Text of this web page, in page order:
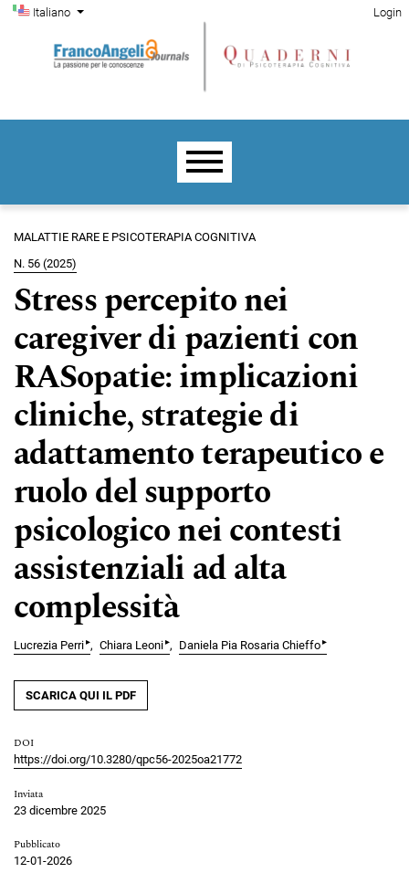
Salta al menu principale di navigazione
Salta al contenuto principale
Salta al piè di pagina del sito
Cambia la lingua. La lingua corrente è:
Italiano
Menu di amministrazione Login
Menu principale
MALATTIE RARE E PSICOTERAPIA COGNITIVA
N. 56 (2025)
Stress percepito nei
caregiver di pazienti con
RASopatie: implicazioni
cliniche, strategie di
adattamento terapeutico e
ruolo del supporto
psicologico nei contesti
assistenziali ad alta
complessità
Lucrezia Perri▸ Chiara Leoni▸ Daniela Pia Rosaria Chieffo▸
SCARICA QUI IL PDF
DOI
https://doi.org/10.3280/qpc56-2025oa21772
Inviata
23 dicembre 2025
Pubblicato
12-01-2026